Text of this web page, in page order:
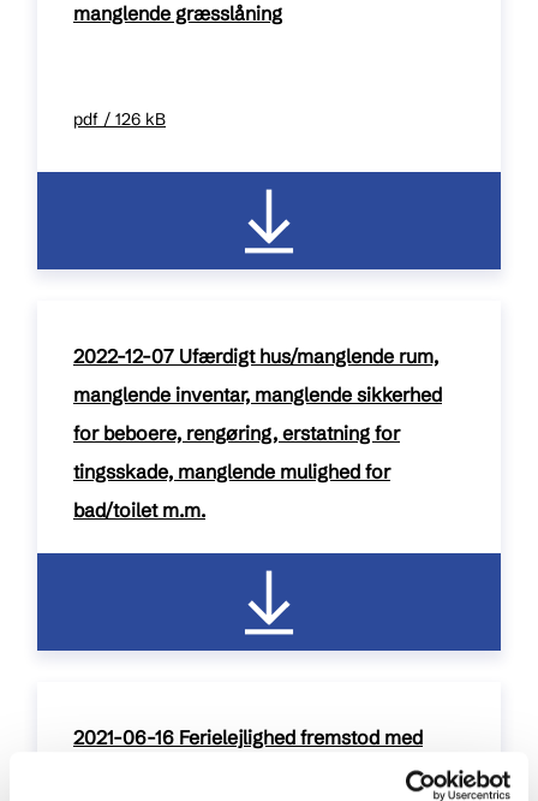
manglende græsslåning
pdf / 126 kB
2022-12-07 Ufærdigt hus/manglende rum,
manglende inventar, manglende sikkerhed
for beboere, rengøring, erstatning for
tingsskade, manglende mulighed for
bad/toilet m.m.
2021-06-16 Ferielejlighed fremstod med
mug og skimmel, erstatning for udgifter til